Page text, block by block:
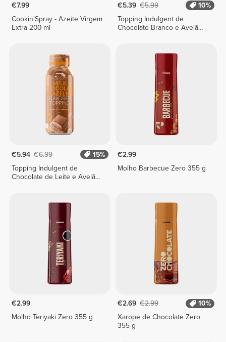
€7.99
Cookin'Spray - Azeite Virgem
Extra 200 ml
€5.39 €5.99
10%
Topping Indulgent de
Chocolate Branco e Avelã
€5.94 €6.99
15%
Topping Indulgent de
Chocolate de Leite e Avelã
€2.99
Molho Barbecue Zero 355 g
€2.99
Molho Teriyaki Zero 355 g
€2.69 €2.99
10%
Xarope de Chocolate Zero
355 g